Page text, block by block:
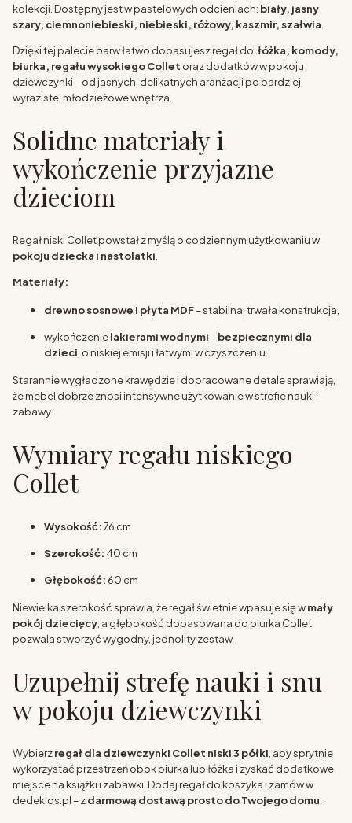
kolekcji. Dostępny jest w pastelowych odcieniach: biały, jasny
szary, ciemnoniebieski, niebieski, różowy, kaszmir, szałwia
Dzięki tej palecie barw łatwo dopasujesz regał do:łóżka, komody,
biurka, regału wysokiego Collet oraz dodatków w pokoju
dziewczynki – od jasnych, delikatnych aranżacji po bardziej
wyraziste, młodzieżowe wnętrza.
Solidne materiały i
wykończenie przyjazne
dzieciom
Regał niski Collet powstał z myślą o codziennym użytkowaniu w
pokoju dziecka i nastolatki
Materiały:
drewno sosnowe i płyta MDF– stabilna, trwała konstrukcja,
wykończenielakierami wodnymi –bezpiecznymi dla
dzieci , o niskiej emisji i łatwymi w czyszczeniu.
Starannie wygładzone krawędzie i dopracowane detale sprawiają,
że mebel dobrze znosi intensywne użytkowanie w strefie nauki i
zabawy.
Wymiary regału niskiego
Collet
Wysokość:76 cm
Szerokość: 40 cm
Głębokość: 60 cm
Niewielka szerokość sprawia, że regał świetnie wpasuje się wmały
pokój dziecięcy , a głębokość dopasowana do biurka Collet
pozwala stworzyć wygodny, jednolity zestaw.
Uzupełnij strefę nauki i snu
w pokoju dziewczynki
Wybierzregał dla dziewczynki Collet niski 3 półki , aby sprytnie
wykorzystać przestrzeń obok biurka lub łóżka i zyskać dodatkowe
miejsce na książki i zabawki. Dodaj regał do koszyka i zamów w
dedekids.pl – zdarmową dostawą prosto do Twojego domu